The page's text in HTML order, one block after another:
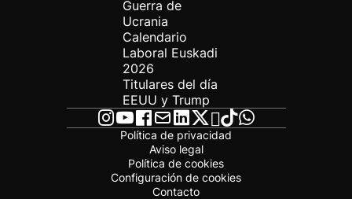
Guerra de
Ucrania
Calendario
Laboral Euskadi
2026
Titulares del día
EEUU y Trump
Política de privacidad
Aviso legal
Política de cookies
Configuración de cookies
Contacto